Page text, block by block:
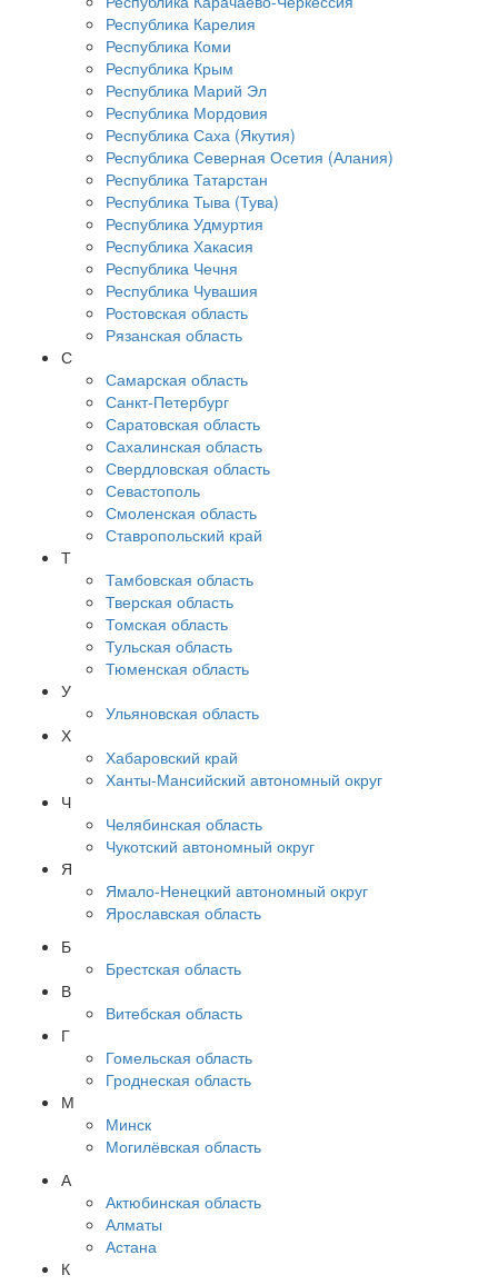
Республика Карелия
Республика Коми
Республика Крым
Республика Марий Эл
Республика Мордовия
Республика Саха (Якутия)
Республика Северная Осетия (Алания)
Республика Татарстан
Республика Тыва (Тува)
Республика Удмуртия
Республика Хакасия
Республика Чечня
Республика Чувашия
Ростовская область
Рязанская область
С
Самарская область
Санкт-Петербург
Саратовская область
Сахалинская область
Свердловская область
Севастополь
Смоленская область
Ставропольский край
Т
Тамбовская область
Тверская область
Томская область
Тульская область
Тюменская область
У
Ульяновская область
Х
Хабаровский край
Ханты-Мансийский автономный округ
Ч
Челябинская область
Чукотский автономный округ
Я
Ямало-Ненецкий автономный округ
Ярославская область
Б
Брестская область
В
Витебская область
Г
Гомельская область
Гроднеская область
М
Минск
Могилёвская область
А
Актюбинская область
Алматы
Астана
К